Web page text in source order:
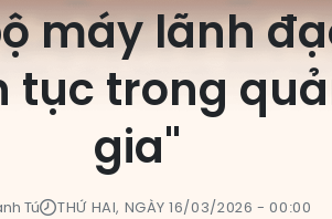
máy lãnh
tục trong
gia"
Tú THỨ HAI, NGÀY 16/03/2026 - 00:00